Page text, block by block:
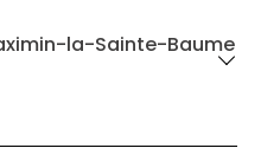
la-Sainte-Baume